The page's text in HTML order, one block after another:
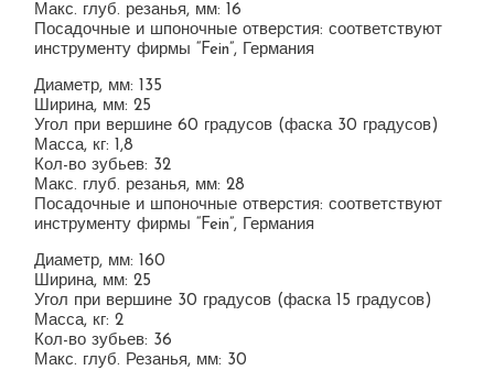
Макс. глуб. резанья, мм: 16
Посадочные и шпоночные отверстия: соответствуют
инструменту фирмы “Fein”, Германия
Диаметр, мм: 135
Ширина, мм: 25
Угол при вершине 60 градусов (фаска 30 градусов)
Масса, кг: 1,8
Кол-во зубьев: 32
Макс. глуб. резанья, мм: 28
Посадочные и шпоночные отверстия: соответствуют
инструменту фирмы “Fein”, Германия
Диаметр, мм: 160
Ширина, мм: 25
Угол при вершине 30 градусов (фаска 15 градусов)
Масса, кг: 2
Кол-во зубьев: 36
Макс. глуб. Резанья, мм: 30